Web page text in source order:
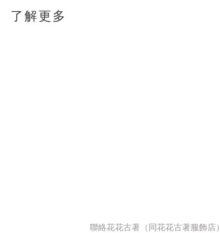
了解更多
聯絡花花古著（同花花古著服飾店）